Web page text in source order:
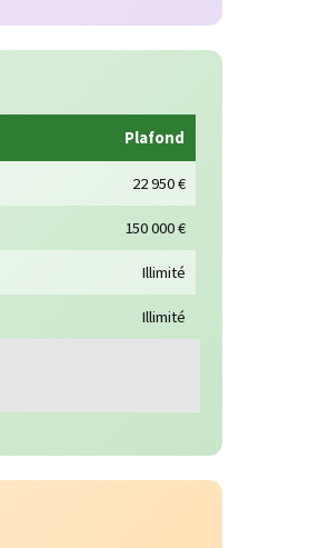
Plafond
22 950 €
150 000 €
Illimité
Illimité